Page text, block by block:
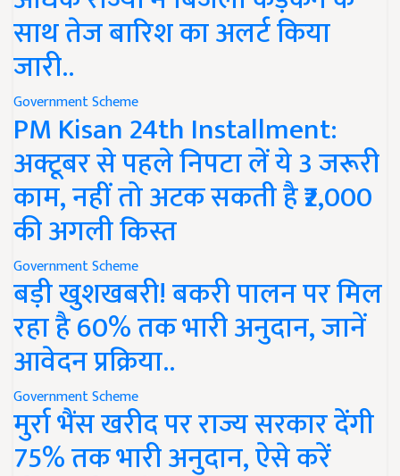
साथ तेज बारिश का अलर्ट किया
जारी..
Government Scheme
PM Kisan 24th Installment:
अक्टूबर से पहले निपटा लें ये 3 जरूरी
काम, नहीं तो अटक सकती है ₹2,000
की अगली किस्त
Government Scheme
बड़ी खुशखबरी! बकरी पालन पर मिल
रहा है 60% तक भारी अनुदान, जानें
आवेदन प्रक्रिया..
Government Scheme
मुर्रा भैंस खरीद पर राज्य सरकार देंगी
75% तक भारी अनुदान, ऐसे करें